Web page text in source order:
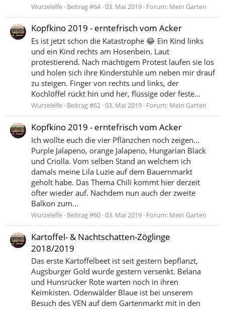
Wurzelelfe Beitrag #64 03. Mai 2019 Forum: Mein Garten
Kopfkino 2019 - erntefrisch vom Acker
Es ist jetzt schon die Katastrophe 😂 Ein Kind links
und ein Kind rechts am Hosenbein. Laut
protestierend. Nach mächtigem Protest laufen sie los
und holen sich ihre Kinderstühle um neben mir drauf
zu steigen. Finger von rechts und links, der
Kochlöffel rückt hin und her, flüssige oder feste...
Wurzelelfe Beitrag #62 03. Mai 2019 Forum: Mein Garten
Kopfkino 2019 - erntefrisch vom Acker
Ich wollte euch die vier Pflänzchen noch zeigen...
Purple Jalapeno, orange Jalapeno, Hungarian Black
und Criolla. Vom selben Stand an welchem ich
damals meine Lila Luzie auf dem Bauernmarkt
geholt habe. Das Thema Chili kommt hier derzeit
öfter wieder auf. Nachdem nun auch der zweite
Balkon zum...
Wurzelelfe Beitrag #60 03. Mai 2019 Forum: Mein Garten
Kartoffel- & Nachtschatten-Zöglinge
2018/2019
Das erste Kartoffelbeet ist seit gestern bepflanzt,
Augsburger Gold wurde gestern versenkt. Belana
und Hunsrücker Rote warten noch in ihren
Keimkisten. Odenwälder Blaue ist bei unserem
Besuch des VEN auf dem Gartenmarkt mit in den